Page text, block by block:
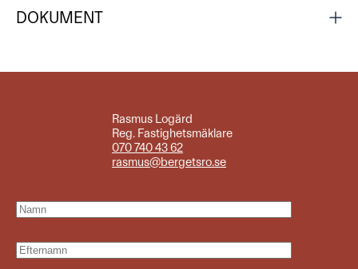
DOKUMENT
Rasmus Logärd
Reg. Fastighetsmäklare
070 740 43 62
rasmus@bergetsro.se